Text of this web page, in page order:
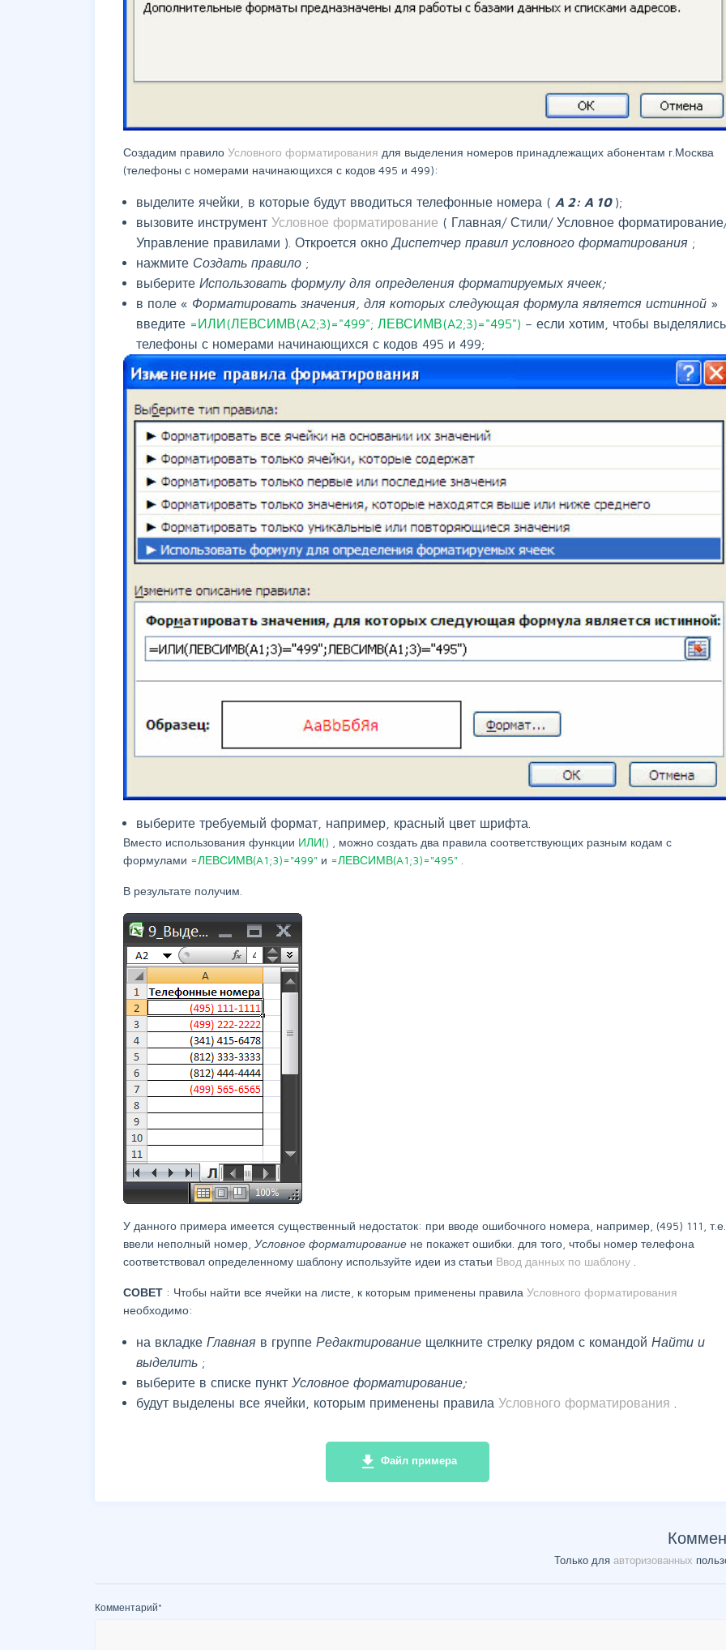
Создадим правило Условного форматирования для выделения номеров принадлежащих абонентам г.Москва
(телефоны с номерами начинающихся с кодов 495 и 499):
выделите ячейки, в которые будут вводиться телефонные номера ( A 2: A 10 );
вызовите инструмент Условное форматирование ( Главная/ Стили/ Условное
Управление правилами ). Откроется окно Диспетчер правил условного форматирования ;
нажмите Создать правило ;
выберите Использовать формулу для определения форматируемых ячеек;
в поле « Форматировать значения, для которых следующая формула является истинной »
введите =ИЛИ(ЛЕВСИМВ(A2;3)="499"; ЛЕВСИМВ(A2;3)="495") – если хотим, чтобы выделялись
телефоны с номерами начинающихся с кодов 495 и 499;
выберите требуемый формат, например, красный цвет шрифта.
Вместо использования функции ИЛИ()
, можно создать два правила соответствующих разным кодам с
формулами =ЛЕВСИМВ(A1;3)="499" и =ЛЕВСИМВ(A1;3)="495"
В результате получим.
У данного примера имеется существенный недостаток: при вводе ошибочного номера, например, (495) 111, т.е.
ввели неполный номер, Условное форматирование не покажет ошибки. для того, чтобы номер телефона
соответствовал определенному шаблону используйте идеи из статьи Ввод данных по шаблону
СОВЕТ : Чтобы найти все ячейки на листе, к которым применены правила Условного форматирования
необходимо:
на вкладке Главная в группе Редактирование щелкните стрелку рядом с командой Найти и
выделить ;
выберите в списке пункт Условное форматирование;
будут выделены все ячейки, которым применены правила Условного форматирования
file_download Файл примера
Только для авторизованных
Комментарий*